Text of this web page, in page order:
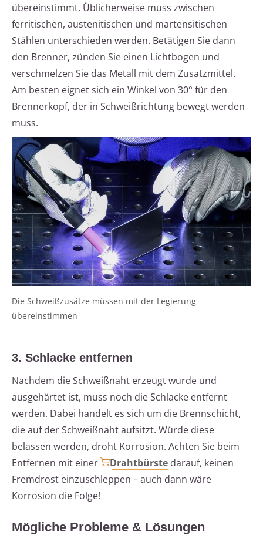
übereinstimmt. Üblicherweise muss zwischen
ferritischen, austenitischen und martensitischen
Stählen unterschieden werden. Betätigen Sie dann
den Brenner, zünden Sie einen Lichtbogen und
verschmelzen Sie das Metall mit dem Zusatzmittel.
Am besten eignet sich ein Winkel von 30° für den
Brennerkopf, der in Schweißrichtung bewegt werden
muss.
Die Schweißzusätze müssen mit der Legierung
übereinstimmen
3. Schlacke entfernen
Nachdem die Schweißnaht erzeugt wurde und
ausgehärtet ist, muss noch die Schlacke entfernt
werden. Dabei handelt es sich um die Brennschicht,
die auf der Schweißnaht aufsitzt. Würde diese
belassen werden, droht Korrosion. Achten Sie beim
Entfernen mit einer
Drahtbürste darauf, keinen
Fremdrost einzuschleppen – auch dann wäre
Korrosion die Folge!
Mögliche Probleme & Lösungen